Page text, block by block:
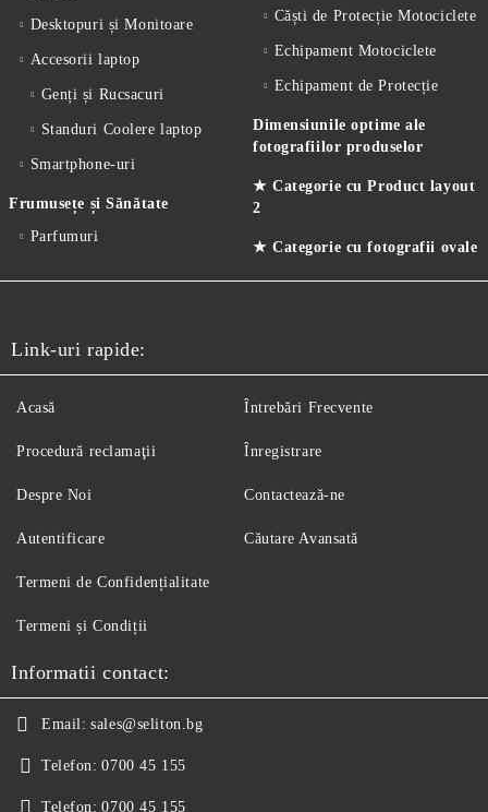
Desktopuri și Monitoare
Accesorii laptop
Genți și Rucsacuri
Standuri Coolere laptop
Smartphone-uri
Frumusețe și Sănătate
Parfumuri
Căști de Protecție Motociclete
Echipament Motociclete
Echipament de Protecție
Dimensiunile optime ale
fotografiilor produselor
★ Categorie cu Product layout
2
★ Categorie cu fotografii ovale
Link-uri rapide:
Acasă
Procedură reclamaţii
Despre Noi
Autentificare
Întrebări Frecvente
Înregistrare
Contactează-ne
Căutare Avansată
Termeni de Confidențialitate
Termeni și Condiții
Informatii contact:
Email: sales@seliton.bg
Telefon: 0700 45 155
Telefon: 0700 45 155